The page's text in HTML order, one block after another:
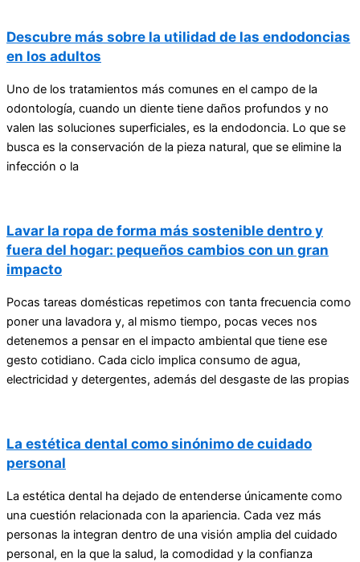
Descubre más sobre la utilidad de las endodoncias
en los adultos
Uno de los tratamientos más comunes en el campo de la
odontología, cuando un diente tiene daños profundos y no
valen las soluciones superficiales, es la endodoncia. Lo que se
busca es la conservación de la pieza natural, que se elimine la
infección o la
Lavar la ropa de forma más sostenible dentro y
fuera del hogar: pequeños cambios con un gran
impacto
Pocas tareas domésticas repetimos con tanta frecuencia como
poner una lavadora y, al mismo tiempo, pocas veces nos
detenemos a pensar en el impacto ambiental que tiene ese
gesto cotidiano. Cada ciclo implica consumo de agua,
electricidad y detergentes, además del desgaste de las propias
La estética dental como sinónimo de cuidado
personal
La estética dental ha dejado de entenderse únicamente como
una cuestión relacionada con la apariencia. Cada vez más
personas la integran dentro de una visión amplia del cuidado
personal, en la que la salud, la comodidad y la confianza